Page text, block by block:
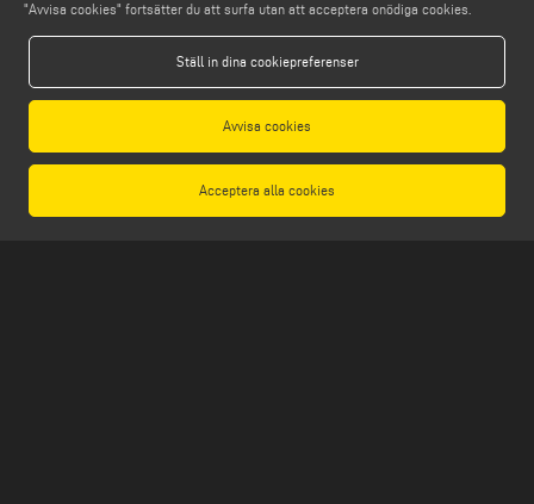
HITTA OSS PÅ
"Avvisa cookies" fortsätter du att surfa utan att acceptera onödiga cookies.
Ställ in dina cookiepreferenser
Avvisa cookies
Acceptera alla cookies